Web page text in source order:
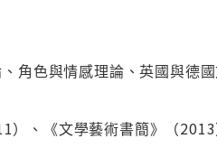
色與情感理論、英國與德
、《文學藝術書簡》（